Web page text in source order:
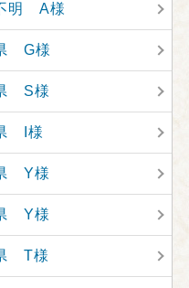
明 A様
G様
S様
I様
Y様
Y様
T様